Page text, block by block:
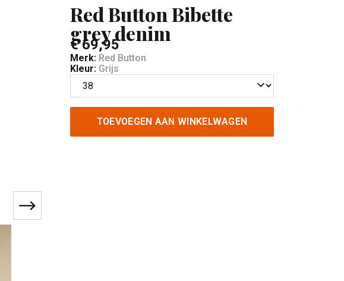
Red Button Bibette
grey denim
€ 69,95
Merk: Red Button
Kleur: Grijs
TOEVOEGEN AAN WINKELWAGEN